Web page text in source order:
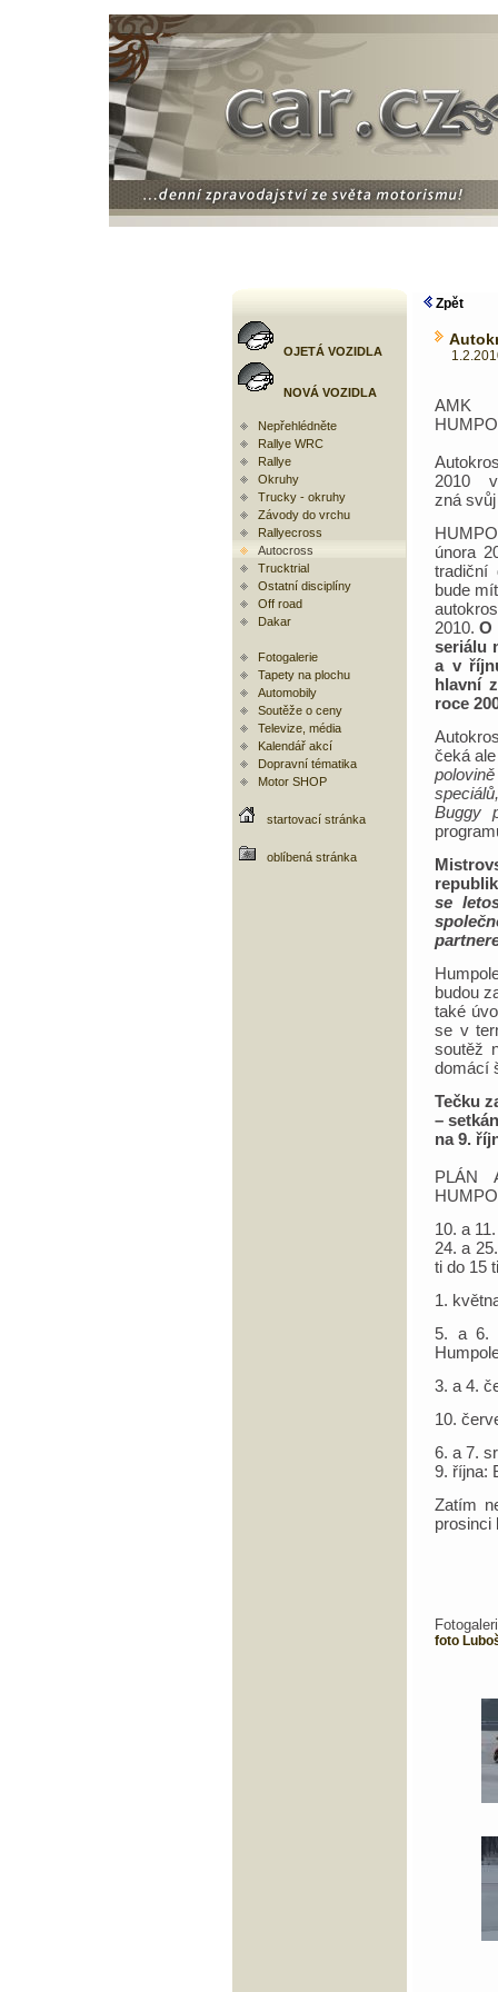
OJETÁ VOZIDLA
NOVÁ VOZIDLA
Nepřehlédněte
Rallye WRC
Rallye
Okruhy
Trucky - okruhy
Závody do vrchu
Rallyecross
Autocross
Trucktrial
Ostatní disciplíny
Off road
Dakar
Fotogalerie
Tapety na plochu
Automobily
Soutěže o ceny
Televize, média
Kalendář akcí
Dopravní tématika
Motor SHOP
startovací stránka
oblíbená stránka
Zpět
AMK
2010
zná
února
tradiční
bude
2010.O
seriálu
a v
hlavní
roce
čeká
Buggy
se
budou
také
se v
soutěž
domácí
Tečku
–
na 9.
PLÁN
10. a
24. a
ti do 15
1.
5. a 6.
3. a 4.
10.
6. a 7.
9. října:
Zatím
prosinci
foto